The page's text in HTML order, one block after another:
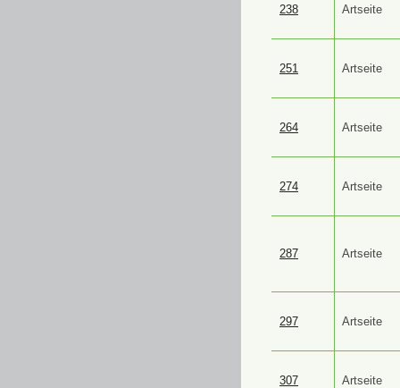
238 Artseite
251 Artseite
264 Artseite
274 Artseite
287 Artseite
297 Artseite
307 Artseite